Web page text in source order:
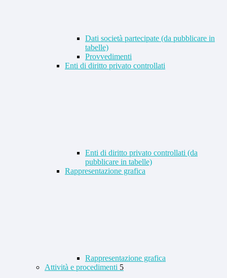
Dati società partecipate (da pubblicare in
tabelle)
Provvedimenti
Enti di diritto privato controllati
Enti di diritto privato controllati (da
pubblicare in tabelle)
Rappresentazione grafica
Rappresentazione grafica
Attività e procedimenti 5